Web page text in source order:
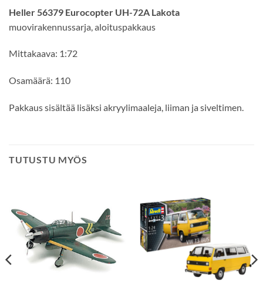
Heller 56379 Eurocopter UH-72A Lakota
muovirakennussarja, aloituspakkaus
Mittakaava: 1:72
Osamäärä: 110
Pakkaus sisältää lisäksi akryylimaaleja, liiman ja siveltimen.
TUTUSTU MYÖS